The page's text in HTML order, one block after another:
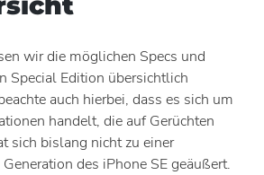
wir die möglichen Specs und
Special Edition übersichtlich
auch hierbei, dass es sich um
handelt, die auf Gerüchten
sich bislang nicht zu einer
des iPhone SE geäußert.